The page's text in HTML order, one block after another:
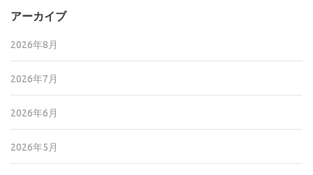
アーカイブ
2026年8月
2026年7月
2026年6月
2026年5月